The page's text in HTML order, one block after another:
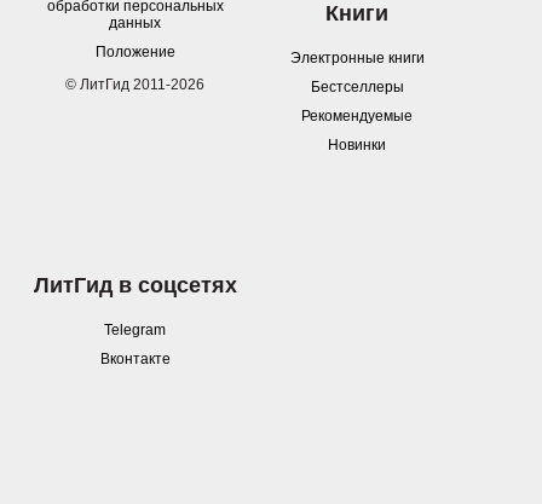
обработки персональных
данных
Положение
© ЛитГид 2011-2026
Книги
Электронные книги
Бестселлеры
Рекомендуемые
Новинки
ЛитГид в соцсетях
Telegram
Вконтакте